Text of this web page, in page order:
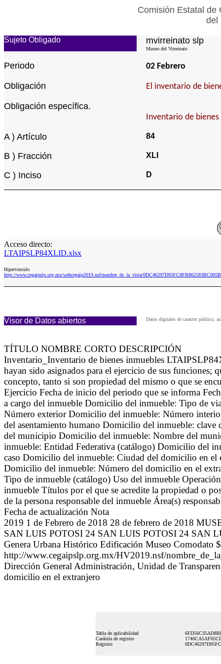
Comisión Estatal de
del
Sujeto Obligado mvirreinato slp
Museo del Virreinato
Periodo 02 Febrero
Obligación El inventario de
Obligación específica.
Inventario de
A ) Artículo 84
B ) Fracción XLI
C ) Inciso D
Acceso directo:
LTAIPSLP84XLID.xlsx
Hipervinculo
http://www.cegaipslp.org.mx/webcegaip2019.nsf/nombre_de_la_vista/
Visor de Datos abiertos Datos digitales de caracter público,
TÍTULO NOMBRE CORTO DESCRIPCIÓN
Inventario_Inventario de bienes inmuebles
hayan sido asignados para el ejercicio de sus
concepto, tanto si son propiedad del mismo o que se
Ejercicio Fecha de inicio del periodo que se informa
a cargo del inmueble Domicilio del inmueble: Tipo de
Número exterior Domicilio del inmueble: Número
del asentamiento humano Domicilio del inmueble:
del municipio Domicilio del inmueble: Nombre del
inmueble: Entidad Federativa (catálogo) Domicilio del
caso Domicilio del inmueble: Ciudad del domicilio en el
Domicilio del inmueble: Número del domicilio en el
Tipo de inmueble (catálogo) Uso del inmueble
inmueble Títulos por el que se acredite la propiedad o
de la persona responsable del inmueble Área(s)
Fecha de actualización Nota
2019 1 de Febrero de 2018 28 de febrero de 2018
SAN LUIS POTOSI 24 SAN LUIS POTOSI 24 SAN
Genera Urbana Histórico Edificación Museo Comodato
http://www.cegaipslp.org.mx/HV2019.nsf/
Dirección General Administración, Unidad de
domicilio en el extranjero
Tabla de aplicabilidad
Carátula de registro
Registro